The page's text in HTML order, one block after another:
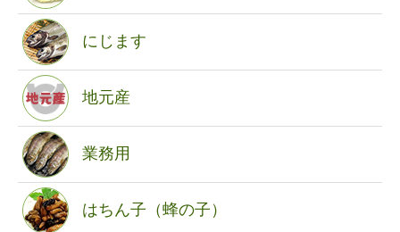
にじます
地元産
業務用
はちん子（蜂の子）